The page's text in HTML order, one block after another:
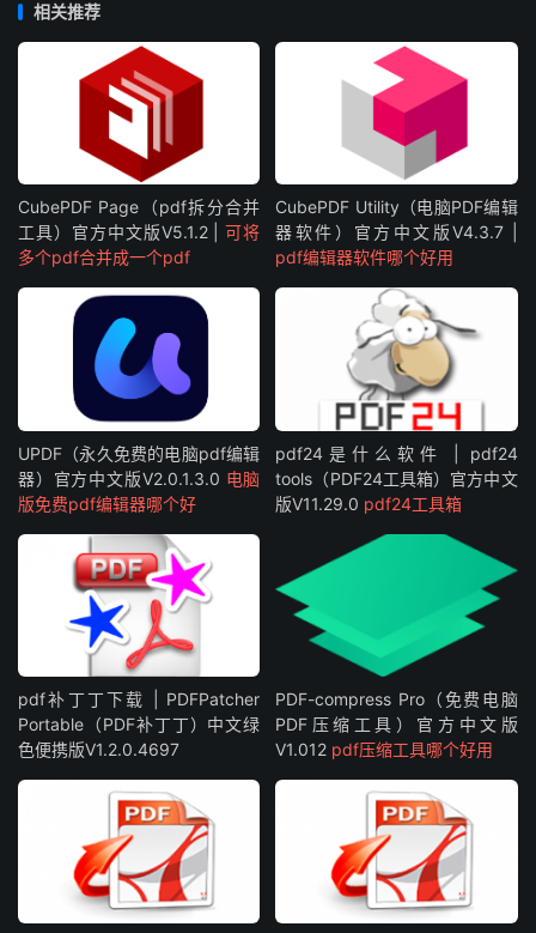
相关推荐
CubePDF Page（pdf拆分合并
工具）官方中文版V5.1.2 |可将
多个pdf合并成一个pdf
CubePDF Utility（电脑PDF编辑
器软件）官方中文版V4.3.7 |
pdf编辑器软件哪个好用
UPDF（永久免费的电脑pdf编辑
器）官方中文版V2.0.1.3.0 电脑
版免费pdf编辑器哪个好
pdf24是什么软件 | pdf24
tools（PDF24工具箱）官方中文
版V11.29.0 pdf24工具箱
pdf补丁丁下载 | PDFPatcher
Portable（PDF补丁丁）中文绿
色便携版V1.2.0.4697
PDF-compress Pro（免费电脑
PDF压缩工具）官方中文版
V1.012 pdf压缩工具哪个好用